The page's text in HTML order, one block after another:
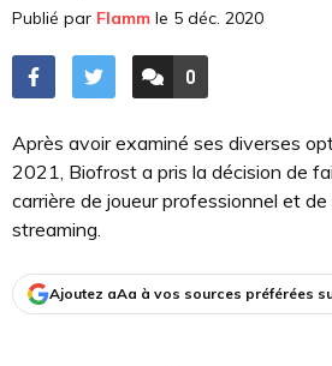
Publié par Flamm le 5 déc. 2020
ACCÉDER AUX
0
COMMENTAIRES
Après avoir examiné ses diverses
2021, Biofrost a pris la décision de
carrière de joueur professionnel et
streaming.
Ajoutez aAa à vos sources préférées